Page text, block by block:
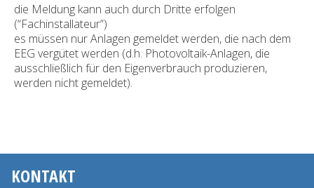
die Meldung kann auch durch Dritte erfolgen
(“Fachinstallateur”)
es müssen nur Anlagen gemeldet werden, die nach dem
EEG vergütet werden (d.h. Photovoltaik-Anlagen, die
ausschließlich für den Eigenverbrauch produzieren,
werden nicht gemeldet).
KONTAKT